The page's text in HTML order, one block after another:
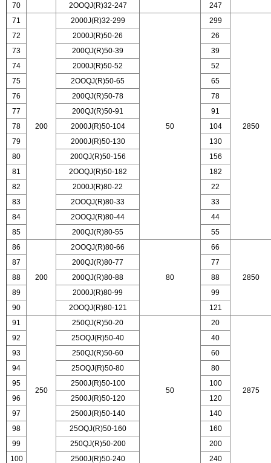
70
2OOQJ(R)32-247
247
71
200
2000J(R)32-299
50
299
2850
72 2000J(R)50-26
26
73
200QJ(R)50-39
39
74
2000J(R)50-52
52
75
2OOQJ(R)50-65
65
76
200QJ(R)50-78
78
77
200QJ(R)50-91
91
78
2000J(R)50-104
104
79
2000J(R)50-130
130
80
200QJ(R)50-156
156
81
2OOQJ(R)50-182
182
82
2000J(R)80-22
22
83
2OOQJ(R)80-33
33
84
2OOQJ(R)80-44
44
85
200QJ(R)80-55
55
86
200
2OOQJ(R)80-66
80
66
2850
87 200QJ(R)80-77
77
88
200QJ(R)80-88
88
89
2000J(R)80-99
99
90
2OOQJ(R)80-121
121
91
250
250QJ(R)50-20
50
20
2875
92 25OQJ(R)50-40
40
93
250QJ(R)50-60
60
94
25OQJ(R)50-80
80
95
2500J(R)50-100
100
96
2500J(R)50-120
120
97
2500J(R)50-140
140
98
25OQJ(R)50-160
160
99
250QJ(R)50-200
200
100
2500J(R)50-240 240